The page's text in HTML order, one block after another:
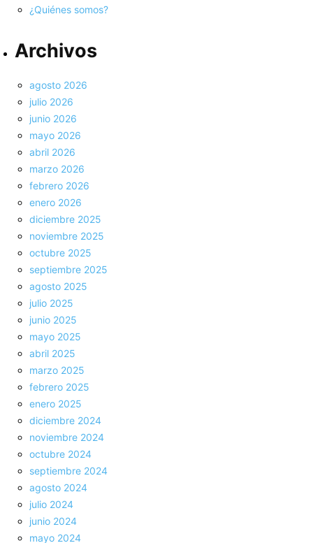
¿Quiénes somos?
Archivos
agosto 2026
julio 2026
junio 2026
mayo 2026
abril 2026
marzo 2026
febrero 2026
enero 2026
diciembre 2025
noviembre 2025
octubre 2025
septiembre 2025
agosto 2025
julio 2025
junio 2025
mayo 2025
abril 2025
marzo 2025
febrero 2025
enero 2025
diciembre 2024
noviembre 2024
octubre 2024
septiembre 2024
agosto 2024
julio 2024
junio 2024
mayo 2024